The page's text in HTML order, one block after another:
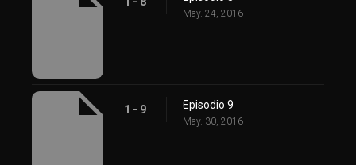
May. 24, 2016
1 - 9 Episodio 9
May. 30, 2016